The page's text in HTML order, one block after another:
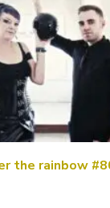
the rainbow